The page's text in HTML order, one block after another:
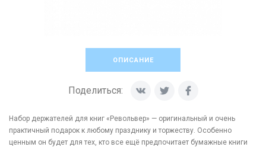
ОПИСАНИЕ
Поделиться:
Набор держателей для книг «Револьвер» — оригинальный и очень
практичный подарок к любому празднику и торжеству. Особенно
ценным он будет для тех, кто все ещё предпочитает бумажные книги